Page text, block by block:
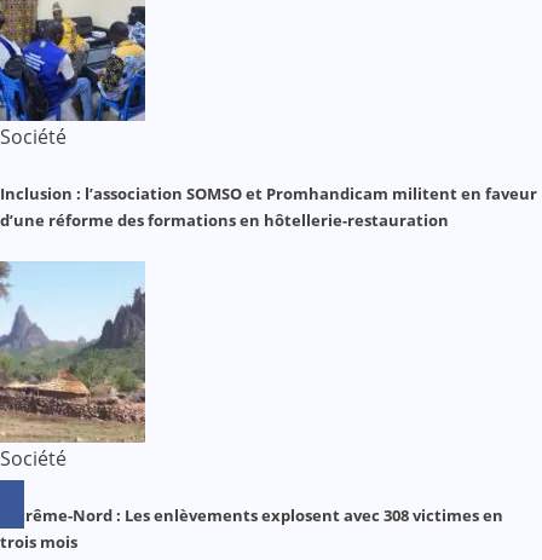
Société
Inclusion : l’association SOMSO et Promhandicam militent en faveur
d’une réforme des formations en hôtellerie-restauration
Société
Extrême-Nord : Les enlèvements explosent avec 308 victimes en
trois mois